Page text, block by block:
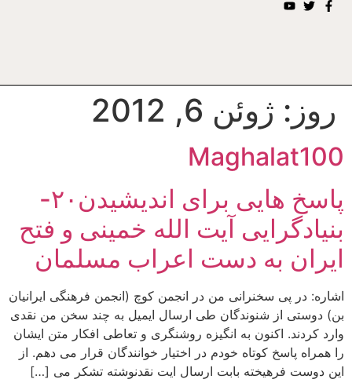
روز: ژوئن 6, 2012
Maghalat100
پاسخ هایی برای اندیشیدن۲۰-
بنیادگرایی آیت الله خمینی و فتح
ایران به دست اعراب مسلمان
اشاره: در پی سخنرانی من در انجمن کوچ (انجمن فرهنگی ایرانیان
بن) دوستی از شنوندگان طی ارسال ایمیل به چند سخن من نقدی
وارد کردند. اکنون به انگیزه روشنگری و تعاطی افکار متن ایشان
را همراه پاسخ کوتاه خودم در اختیار خوانندگان قرار می دهم. از
این دوست فرهیخته بابت ارسال ایت نقدنوشته تشکر می […]